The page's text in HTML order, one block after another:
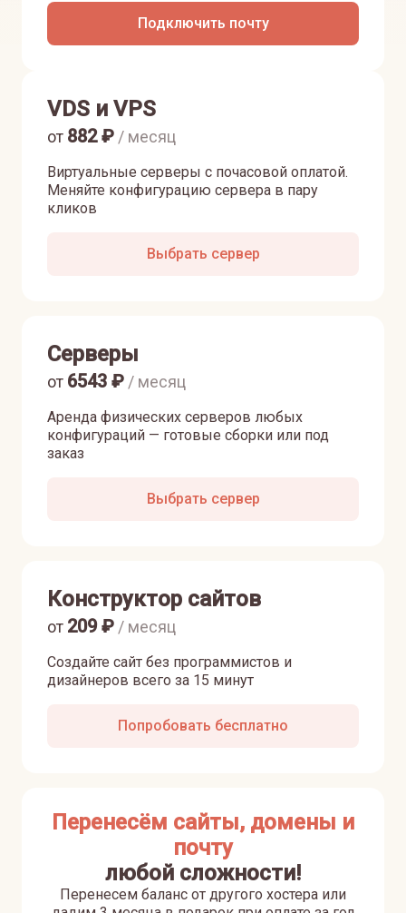
Подключить почту
VDS и VPS
Виртуальные серверы с почасовой оплатой.
Меняйте конфигурацию сервера в пару
кликов
от 882₽ / месяц
Выбрать сервер
Серверы
Аренда физических серверов любых
конфигураций — готовые сборки или под
заказ
от 6543 ₽ / месяц
Выбрать сервер
Конструктор сайтов
Создайте сайт без программистов и
дизайнеров всего за 15 минут
от 209₽ / месяц
Попробовать бесплатно
Перенесём сайты, домены и
почту
любой сложности!
Перенесем баланс от другого хостера или